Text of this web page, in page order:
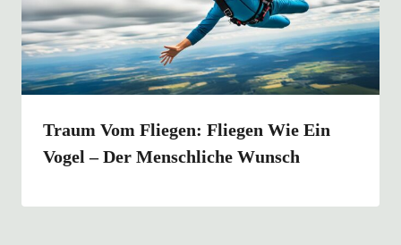
Traum Vom Fliegen: Fliegen Wie Ein
Vogel – Der Menschliche Wunsch